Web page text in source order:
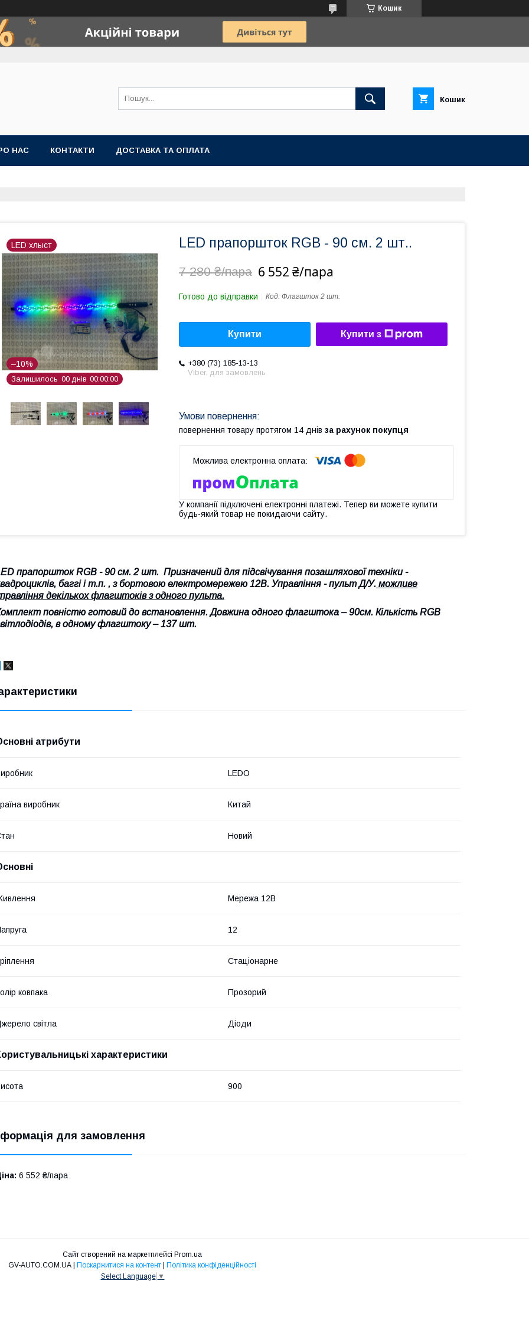
Кошик
Кошик
НАС КОНТАКТИ ДОСТАВКА ТА ОПЛАТА
LED хлыст
–10%
Залишилось 00 днів 00 00 00
LED прапоршток RGB - 90 см. 2 шт..
7 280 ₴/пара 6 552 ₴/пара
Готово до відправки Код: Флагшток 2 шт.
Купити Купити з
+380 (73) 185-13-13
Viber. для замовлень
повернення товару протягом 14 днів за рахунок покупця
У компанії підключені електронні платежі. Тепер ви можете купити
будь-який товар не покидаючи сайту.
прапоршток RGB - 90 см. 2 шт. Призначений для підсвічування позашляхової техніки -
баггі і т.п. , з бортовою електромережею 12В. Управління - пульт Д/У. можливе
декількох флагштоків з одного пульта.
повністю готовий до встановлення. Довжина одного флагштока – 90см. Кількість RGB
в одному флагштоку – 137 шт.
атрибути
LEDO
виробник Китай
Новий
Мережа 12В
12
Стаціонарне
ковпака Прозорий
світла Діоди
характеристики
900
для замовлення
6 552 ₴/пара
Сайт створений на маркетплейсі Prom.ua
GV-AUTO.COM.UA | Поскаржитися на контент | Політика конфіденційності
Select Language ▼